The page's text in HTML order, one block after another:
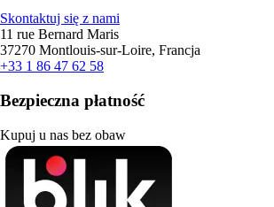
Skontaktuj się z nami
11 rue Bernard Maris
37270 Montlouis-sur-Loire, Francja
+33 1 86 47 62 58
Bezpieczna płatność
Kupuj u nas bez obaw